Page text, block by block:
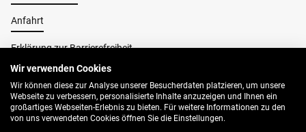
Anfahrt
Erklärung zur Barrierefreiheit
Impressum
AGB
Wir verwenden Cookies
Wir können diese zur Analyse unserer Besucherdaten platzieren, um unsere
Webseite zu verbessern, personalisierte Inhalte anzuzeigen und Ihnen ein
großartiges Webseiten-Erlebnis zu bieten. Für weitere Informationen zu den
von uns verwendeten Cookies öffnen Sie die Einstellungen.